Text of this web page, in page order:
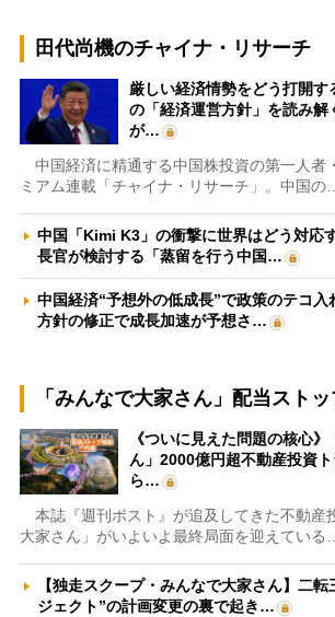
田代尚機のチャイナ・リサーチ
厳しい経済情勢をどう打開す
の「経済運営方針」を読み
が…
中国経済に精通する中国株投資の第一人者
ミアム連載「チャイナ・リサーチ」。中国の
中国「Kimi K3」の衝撃に世界はどう対
長官が検討する「蒸留を行う中国…
中国経済“予想外の低成長”で政策のテコ
方針の修正で成長加速が予想さ…
「みんなで大家さん」配当スト
《ついに見えた問題の核心
ん」2000億円超不動産投資ト
ら…
本誌『週刊ポスト』が追及してきた不動産
大家さん」がいよいよ最終局面を迎えている
【独走スクープ・みんなで大家さん】二転
ジェクト”の計画変更の裏で起き…